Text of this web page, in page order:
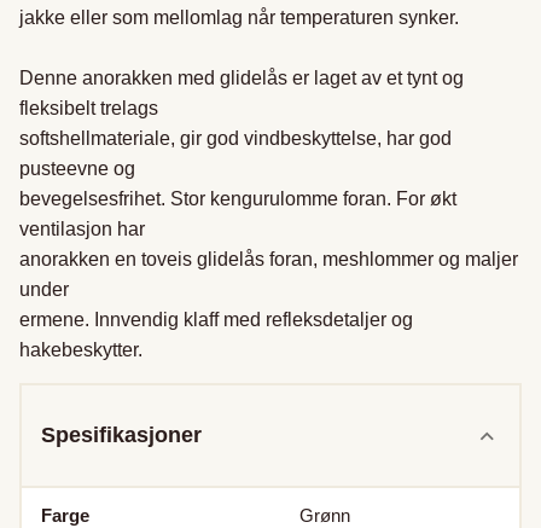
jakke eller som mellomlag når temperaturen synker.
Denne anorakken med glidelås er laget av et tynt og
fleksibelt trelags
softshellmateriale, gir god vindbeskyttelse, har god
pusteevne og
bevegelsesfrihet. Stor kengurulomme foran. For økt
ventilasjon har
anorakken en toveis glidelås foran, meshlommer og maljer
under
ermene. Innvendig klaff med refleksdetaljer og
hakebeskytter.
Spesifikasjoner
Farge Grønn